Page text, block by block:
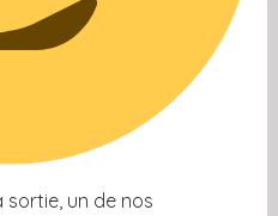
sortie, un de nos